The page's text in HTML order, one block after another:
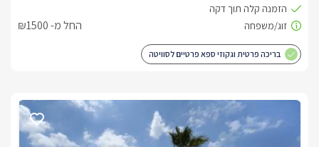
החל מ- ₪1500
בריכה פרטית וגקוזי ספא פרטיים לסוויטה